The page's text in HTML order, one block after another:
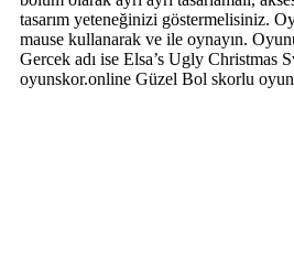
tasarım yeteneğinizi göstermelisiniz.
mause kullanarak ve ile oynayın.
Gercek adı ise Elsa’s Ugly Christmas
oyunskor.online Güzel Bol skorlu